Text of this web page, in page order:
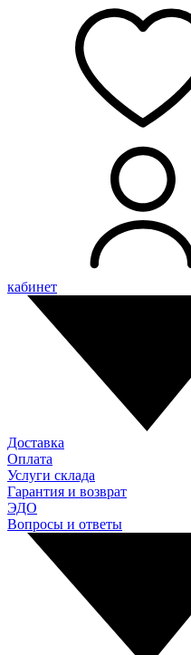
кабинет
Доставка
Оплата
Услуги склада
Гарантия и возврат
ЭДО
Вопросы и ответы